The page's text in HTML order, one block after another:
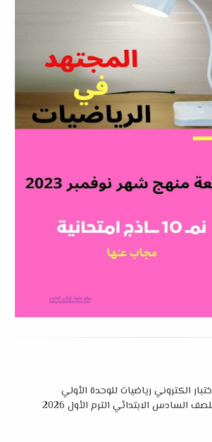
الكتروني رياضيات للوحدة الأولي
للصف السادس الابتدائي الترم الأول 2026